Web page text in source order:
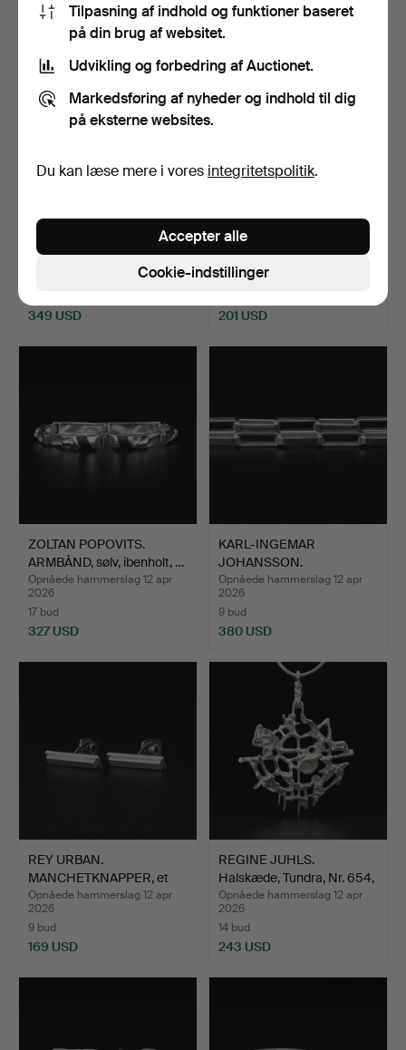
CECILIA JOHANSSON.
HALSKÆDE, sølv, Karl-In…
Opnåede hammerslag 12 apr
349 USD
MATTI HYVÄRINEN.
HALSKÆDE, sølv, Sirokoru,
…Opnåede hammerslag 12 apr
2026
201 USD
ZOLTAN POPOVITS.
ARMBÅND, sølv, ibenholt, …
Opnåede hammerslag 12 apr
2026
17 bud
327 USD
KARL-INGEMAR
JOHANSSON.
HALSKÆDE, sølv, Gö…
Opnåede hammerslag 12 apr
2026
9 bud
380 USD
REY URBAN.
MANCHETKNAPPER, et
par, sølv, S…
Opnåede hammerslag 12 apr
2026
9 bud
169 USD
REGINE JUHLS.
Halskæde, Tundra, Nr. 654,
s…
Opnåede hammerslag 12 apr
2026
14 bud
243 USD
Tilpasning af indhold og funktioner baseret
på din brug af websitet.
Udvikling og forbedring af Auctionet.
Markedsføring af nyheder og indhold til dig
på eksterne websites.
Du kan læse mere i vores integritetspolitik.
Cookie-indstillinger
Accepter alle